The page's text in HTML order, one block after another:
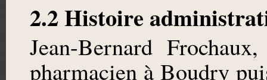
2.2 Histoire
Jean-Bernard
pharmacien à Boudry